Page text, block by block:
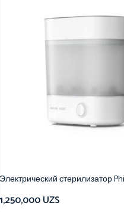
Электрический стерилизатор
1,250,000UZS